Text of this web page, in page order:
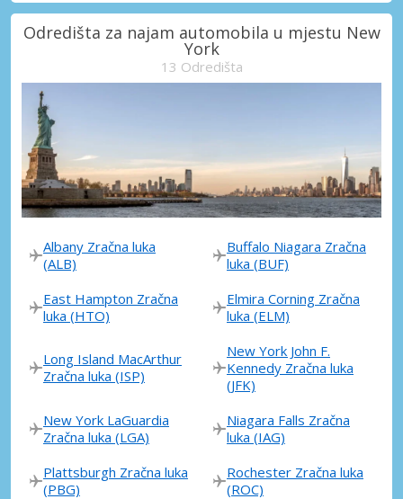
Odredišta za najam automobila u mjestu New
York
13 Odredišta
Albany Zračna luka
(ALB)
Buffalo Niagara Zračna
luka (BUF)
East Hampton Zračna
luka (HTO)
Elmira Corning Zračna
luka (ELM)
Long Island MacArthur
Zračna luka (ISP)
New York John F.
Kennedy Zračna luka
(JFK)
New York LaGuardia
Zračna luka (LGA)
Niagara Falls Zračna
luka (IAG)
Plattsburgh Zračna luka
(PBG)
Rochester Zračna luka
(ROC)